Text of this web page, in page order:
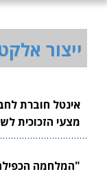
ייצור
אינטל חוברת
מצעי הזכוכית
"המלחמה הכפילה פי 5 את שוק